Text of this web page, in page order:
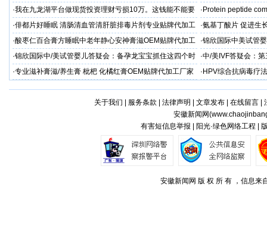
目建设热潮持续升温
·我在九龙湖平台做现货投资理财亏损10万。这钱能不能要
回来？
· Protein peptide
·俳都片好睡眠 清肠清血管清肝脏排毒片剂专业贴牌代加工 ·氨基丁酸片 促进生
家
·酸枣仁百合膏方睡眠中老年静心安神膏滋OEM贴牌代加工
厂
·锦欣国际中美试管
·锦欣国际中/美试管婴儿答疑会：备孕龙宝宝抓住这四个时
机！
·中/美IVF答疑会：
孕！
·专业滋补膏滋/养生膏 枇杷 化橘红膏OEM贴牌代加工厂家 · HPV综合抗病毒疗
关于我们 服务条款 法律声明 文章发布| 在线留言|
安徽新闻网(
有害短信息举报 | 阳光·绿色网络工程 |
安徽新闻网 版 权 所 有 ，信息